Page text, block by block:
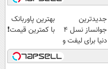
جدیدترین
جوانساز نسل 4
دنیا برای لیفت و
کلاژن سازی 😍
مشاوره رایگانه
بهترین پاوربانک
با کمترین قیمت❗